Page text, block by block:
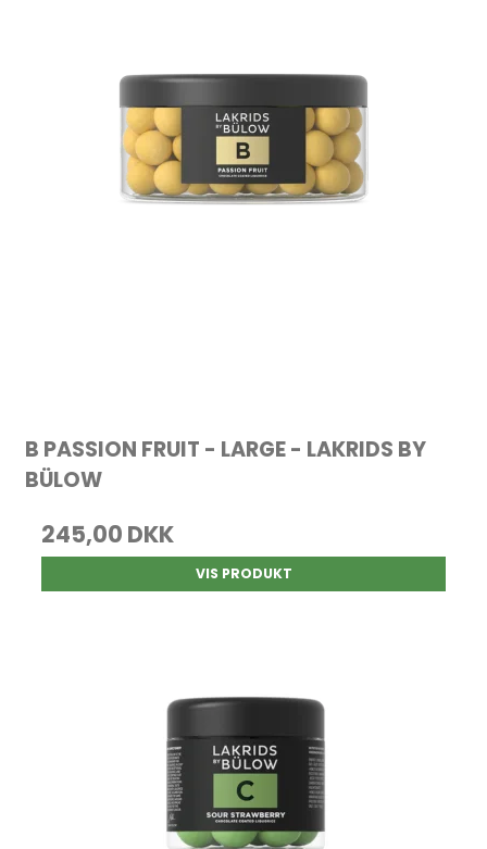
B PASSION FRUIT - LARGE - LAKRIDS BY
BÜLOW
245,00 DKK
VIS PRODUKT